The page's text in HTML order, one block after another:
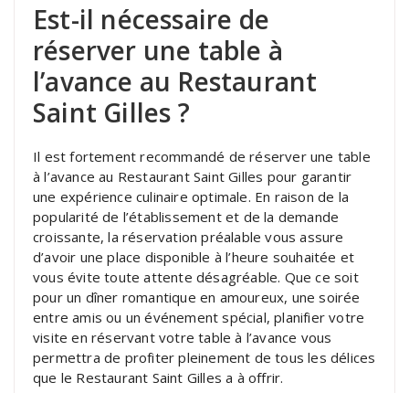
Est-il nécessaire de
réserver une table à
l’avance au Restaurant
Saint Gilles ?
Il est fortement recommandé de réserver une table
à l’avance au Restaurant Saint Gilles pour garantir
une expérience culinaire optimale. En raison de la
popularité de l’établissement et de la demande
croissante, la réservation préalable vous assure
d’avoir une place disponible à l’heure souhaitée et
vous évite toute attente désagréable. Que ce soit
pour un dîner romantique en amoureux, une soirée
entre amis ou un événement spécial, planifier votre
visite en réservant votre table à l’avance vous
permettra de profiter pleinement de tous les délices
que le Restaurant Saint Gilles a à offrir.